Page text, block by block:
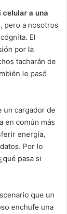
celular a una
pero a nosotros
El
por la
tacharán de
le pasó
un cargador de
en común más
energía,
Por lo
pasa si
que un
enchufe una